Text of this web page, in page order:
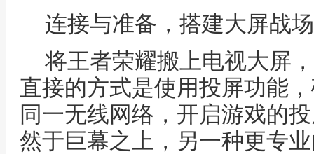
连接与准备，搭建大屏战场
将王者荣耀搬上电视大屏
直接的方式是使用投屏功能
同一无线网络，开启游戏的
然于巨幕之上，另一种更专